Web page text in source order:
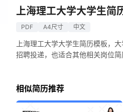
上海理工大学大学生简
PDF A4尺寸 中文
上海理工大学大学生简历模板，
招聘投递，也适合其他相关岗位简
相似简历推荐